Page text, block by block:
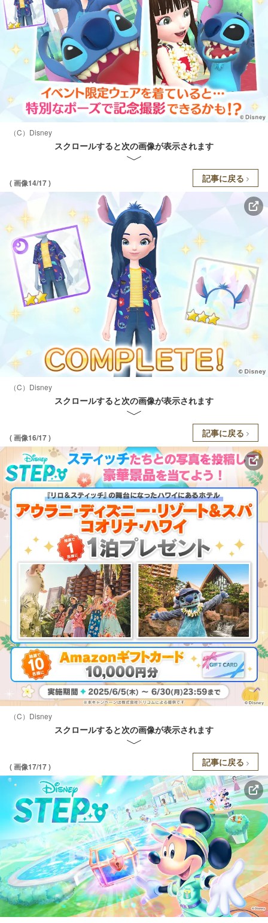
（C）Disney
スクロールすると次の画像が表示されます
( 画像14/17 ) 記事に戻る
（C）Disney
スクロールすると次の画像が表示されます
( 画像16/17 ) 記事に戻る
（C）Disney
スクロールすると次の画像が表示されます
( 画像17/17 ) 記事に戻る